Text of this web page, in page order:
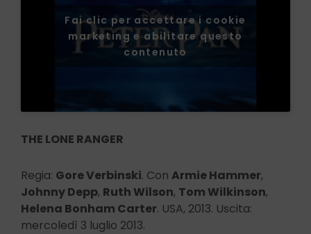
Fai clic per accettare i cookie
marketing e abilitare questo
contenuto
THE LONE RANGER
Regia: Gore Verbinski. Con Armie Hammer,
Johnny Depp, Ruth Wilson, Tom Wilkinson,
Helena Bonham Carter. USA, 2013. Uscita:
mercoledì 3 luglio 2013.